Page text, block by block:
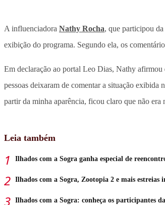
A influenciadora Nathy Rocha, que participou
exibição do programa. Segundo ela, os
Em declaração ao portal Leo Dias, Nathy afirmou
pessoas deixaram de comentar a situação
partir da minha aparência, ficou claro que não era
Leia também
Ilhados com a Sogra ganha especial de
Ilhados com a Sogra, Zootopia 2 e mais estreias
Ilhados com a Sogra: conheça os participantes